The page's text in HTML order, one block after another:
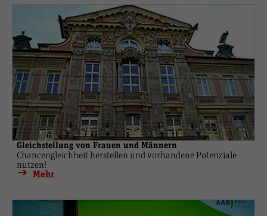
Gleichstellung von Frauen und Männern
Chancengleichheit herstellen und vorhandene Potenziale
nutzen!
Mehr